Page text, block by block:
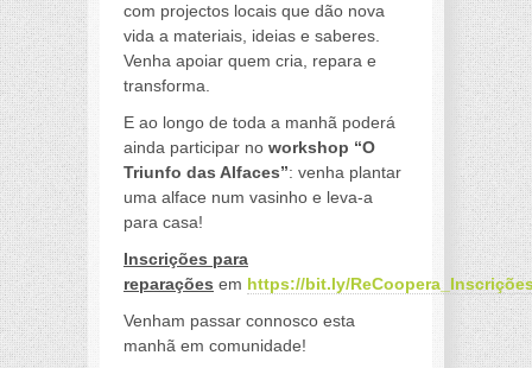
com projectos locais que dão nova
vida a materiais, ideias e saberes.
Venha apoiar quem cria, repara e
transforma.
E ao longo de toda a manhã poderá
ainda participar no workshop “O
Triunfo das Alfaces”: venha plantar
uma alface num vasinho e leva-a
para casa!
Inscrições para
reparações em https://bit.ly/
Venham passar connosco esta
manhã em comunidade!